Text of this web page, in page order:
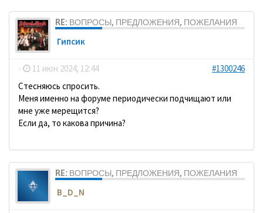
RE: ВОПРОСЫ, ПРЕДЛОЖЕНИЯ, ПОЖЕЛАНИЯ
Гипсик
- 11 июн 2024, 12:44
#1300246
Стесняюсь спросить.
Меня именно на форуме периодически подчищают или
мне уже мерещится?
Если да, то какова причина?
RE: ВОПРОСЫ, ПРЕДЛОЖЕНИЯ, ПОЖЕЛАНИЯ
B_D_N